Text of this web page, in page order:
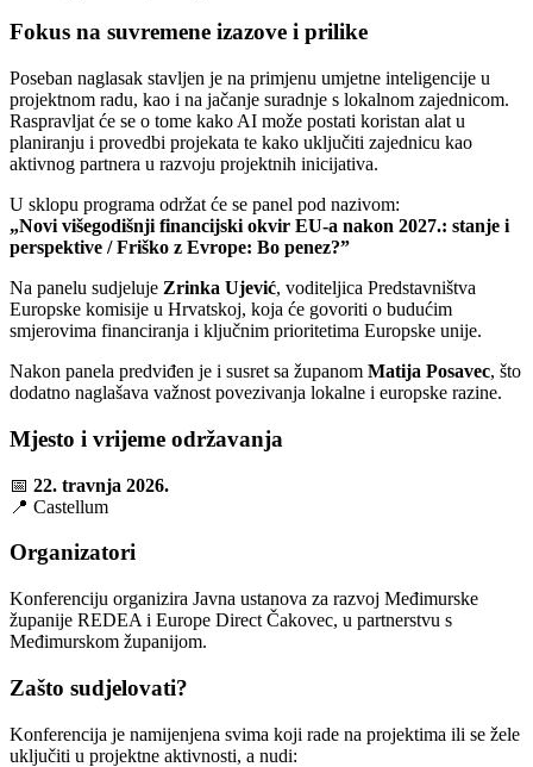
Fokus na suvremene izazove i prilike
Poseban naglasak stavljen je na primjenu umjetne inteligencije u
projektnom radu, kao i na jačanje suradnje s lokalnom zajednicom.
Raspravljat će se o tome kako AI može postati koristan alat u
planiranju i provedbi projekata te kako uključiti zajednicu kao
aktivnog partnera u razvoju projektnih inicijativa.
U sklopu programa održat će se panel pod nazivom:
„Novi višegodišnji financijski okvir EU-a nakon 2027.: stanje i
perspektive / Friško z Evrope: Bo penez?”
Na panelu sudjeluje Zrinka Ujević, voditeljica Predstavništva
Europske komisije u Hrvatskoj, koja će govoriti o budućim
smjerovima financiranja i ključnim prioritetima Europske unije.
Nakon panela predviđen je i susret sa županom Matija Posavec, što
dodatno naglašava važnost povezivanja lokalne i europske razine.
Mjesto i vrijeme održavanja
📅 22. travnja 2026.
📍 Castellum
Organizatori
Konferenciju organizira Javna ustanova za razvoj Međimurske
županije REDEA i Europe Direct Čakovec, u partnerstvu s
Međimurskom županijom.
Zašto sudjelovati?
Konferencija je namijenjena svima koji rade na projektima ili se žele
uključiti u projektne aktivnosti, a nudi: